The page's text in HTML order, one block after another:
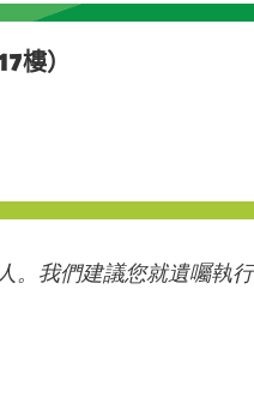
樓）
。我們建議您就遺囑執